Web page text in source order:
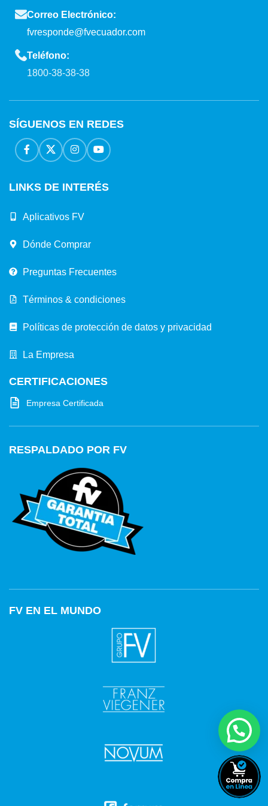
Correo Electrónico:
fvresponde@fvecuador.com
Teléfono:
1800-38-38-38
SÍGUENOS EN REDES
LINKS DE INTERÉS
Aplicativos FV
Dónde Comprar
Preguntas Frecuentes
Términos & condiciones
Políticas de protección de datos y privacidad
La Empresa
CERTIFICACIONES
Empresa Certificada
RESPALDADO POR FV
FV EN EL MUNDO